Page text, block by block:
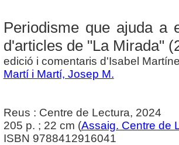
Periodisme que ajuda a
d'articles de "La Mirada"
edició i comentaris d'Isabel
Martí i Martí, Josep M.
Reus : Centre de Lectura, 2024
205 p. ; 22 cm (Assaig. Centre de
ISBN 9788412916041